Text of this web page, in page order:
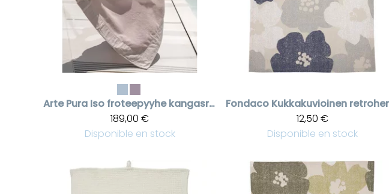
Arte Pura
Iso froteepyyhe kangasreunalla
189,00 €
Disponible en stock
Fondaco
12,50 €
Disponible en stock